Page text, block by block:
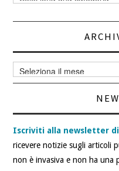
articoli
Archivi
articoli
Iscriviti alla newsletter
ricevere notizie sugli articoli
non è invasiva e non ha una